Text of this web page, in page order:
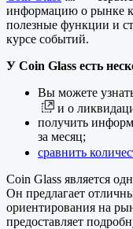
информацию о рынке
полезные функции и
курсе событий.
У Coin Glass есть
Вы можете
и о
получить
за месяц;
сравнить
Coin Glass является
Он предлагает
ориентирования на
предоставляет